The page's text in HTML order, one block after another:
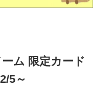
ム 限定カード
5～